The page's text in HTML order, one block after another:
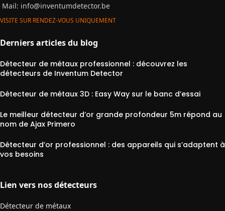
Mail: info@inventumdetector.be
VISITE SUR RENDEZ-VOUS UNIQUEMENT
Derniers articles du blog
Détecteur de métaux professionnel : découvrez les
détecteurs de Inventum Detector
Détecteur de métaux 3D : Easy Way sur le banc d’essai
Le meilleur détecteur d’or grande profondeur 5m répond au
nom de Ajax Primero
Détecteur d’or professionnel : des appareils qui s’adaptent à
vos besoins
Lien vers nos détecteurs
Détecteur de métaux